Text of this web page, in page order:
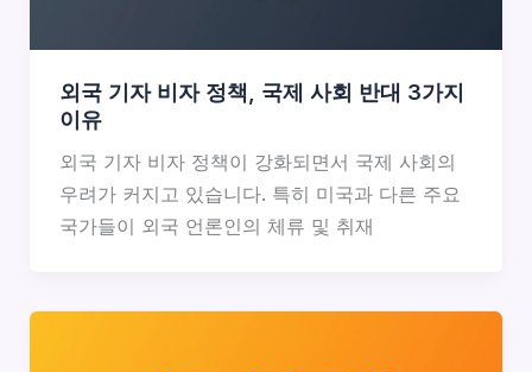
외국 기자 비자 정책, 국제 사회 반대 3가지
이유
외국 기자 비자 정책이 강화되면서 국제 사회의
우려가 커지고 있습니다. 특히 미국과 다른 주요
국가들이 외국 언론인의 체류 및 취재